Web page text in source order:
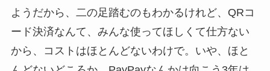
ようだから、二の足踏むのもわかるけれど、QRコ
ード決済なんて、みんな使ってほしくて仕方ない
から、コストはほとんどないわけで。いや、ほと